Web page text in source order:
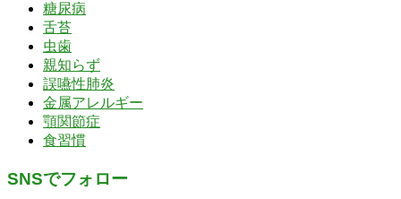
糖尿病
舌苔
虫歯
親知らず
誤嚥性肺炎
金属アレルギー
顎関節症
食習慣
SNSでフォロー